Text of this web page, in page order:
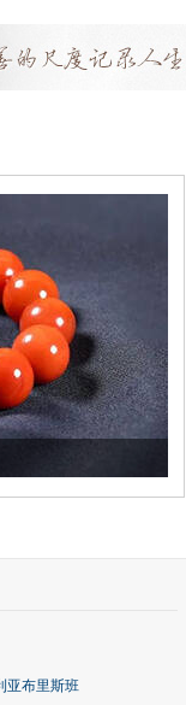
亚布里斯班